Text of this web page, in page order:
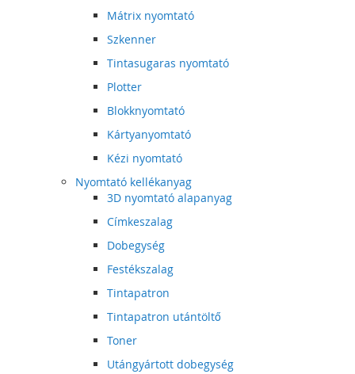
Mátrix nyomtató
Szkenner
Tintasugaras nyomtató
Plotter
Blokknyomtató
Kártyanyomtató
Kézi nyomtató
Nyomtató kellékanyag
3D nyomtató alapanyag
Címkeszalag
Dobegység
Festékszalag
Tintapatron
Tintapatron utántöltő
Toner
Utángyártott dobegység